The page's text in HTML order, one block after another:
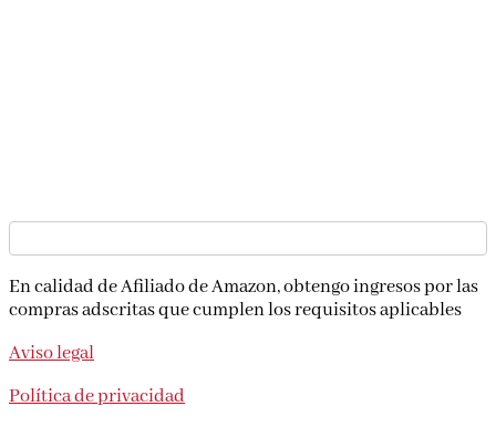
En calidad de Afiliado de Amazon, obtengo ingresos por las
compras adscritas que cumplen los requisitos aplicables
Aviso legal
Política de privacidad